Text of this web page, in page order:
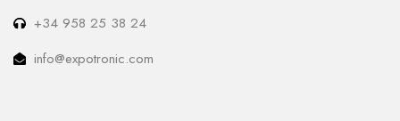
+34 958 25 38 24
info@expotronic.com